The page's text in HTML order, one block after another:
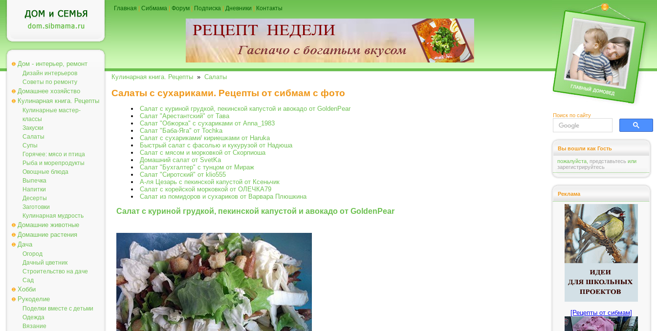
Дом - интерьер, ремонт
Дизайн интерьеров
Советы по ремонту
Домашнее хозяйство
Кулинарная книга. Рецепты
Кулинарные мастер-
классы
Закуски
Салаты
Супы
Горячее: мясо и птица
Рыба и морепродукты
Овощные блюда
Выпечка
Напитки
Десерты
Заготовки
Кулинарная мудрость
Домашние животные
Домашние растения
Дача
Огород
Дачный цветник
Строительство на даче
Сад
Хобби
Рукоделие
Поделки вместе с детьми
Одежда
Вязание
Главная Сибмама Форум Подписка Дневники Контакты
Кулинарная книга. Рецепты » Салаты
Салаты с сухариками. Рецепты от сибмам с фото
Салат с куриной грудкой, пекинской капустой и авокадо от GoldenPear
Салат "Арестантский" от Тава
Cалат "Обжорка" с сухариками от Anna_1983
Салат "Баба-Яга" от Tochka
Салат с сухариками/ кириешками от Haruka
Быстрый салат с фасолью и кукурузой от Надюша
Салат с мясом и морковкой от Скорпиоша
Домашний салат от SvetKa
Салат "Бухгалтер" с тунцом от Мираж
Салат "Сиротский" от klio555
А-ля Цезарь с пекинской капустой от Ксеньчик
Салат с корейской морковкой от ОЛЕЧКА79
Салат из помидоров и сухариков от Варвара Плюшкина
Салат с куриной грудкой, пекинской капустой и авокадо от GoldenPear
Поиск по сайту
Вы вошли как Гость
пожалуйста, представьтесь или
зарегистрируйтесь
Реклама
[Рецепты от сибмам]